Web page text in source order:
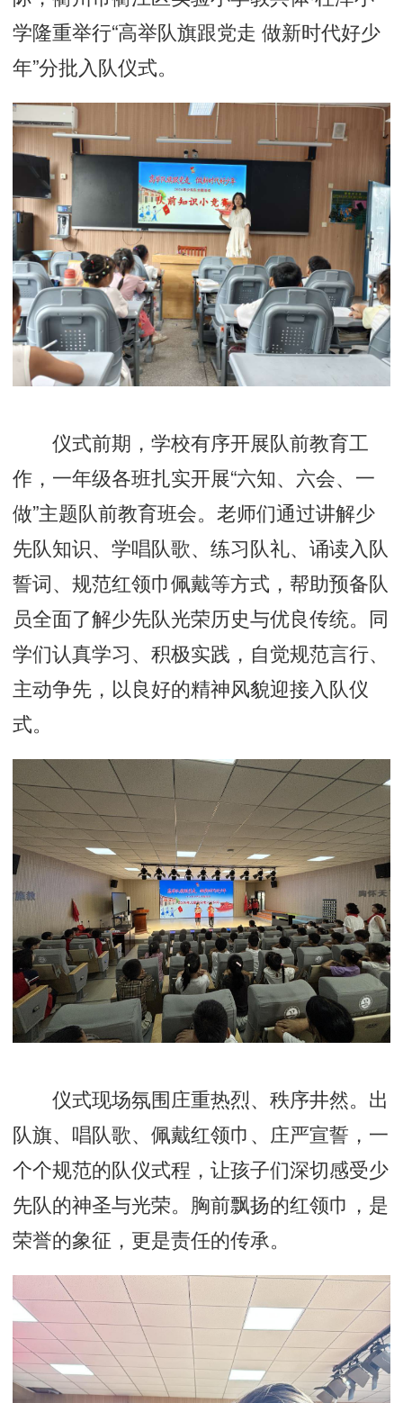
学隆重举行“高举队旗跟党走 做新时代好少
年”分批入队仪式。
仪式前期，学校有序开展队前教育工
作，一年级各班扎实开展“六知、六会、一
做”主题队前教育班会。老师们通过讲解少
先队知识、学唱队歌、练习队礼、诵读入队
誓词、规范红领巾佩戴等方式，帮助预备队
员全面了解少先队光荣历史与优良传统。同
学们认真学习、积极实践，自觉规范言行、
主动争先，以良好的精神风貌迎接入队仪
式。
仪式现场氛围庄重热烈、秩序井然。出
队旗、唱队歌、佩戴红领巾、庄严宣誓，一
个个规范的队仪式程，让孩子们深切感受少
先队的神圣与光荣。胸前飘扬的红领巾，是
荣誉的象征，更是责任的传承。